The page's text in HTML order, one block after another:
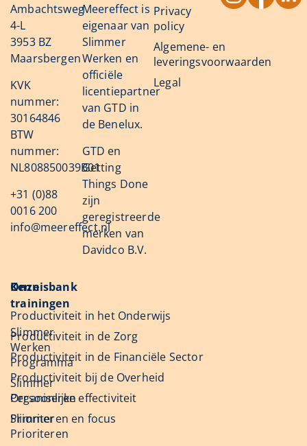
Ambachtsweg
4-L
3953 BZ
Maarsbergen
KVK
nummer:
30164846
BTW
nummer:
NL808850039B01
+31 (0)88
0016 200
info@meereffect.nl
Meereffect is
eigenaar van
Slimmer
Werken en
officiële
licentiepartner
van GTD in
de Benelux.
GTD en
Getting
Things Done
zijn
geregistreerde
merken van
Davidco B.V.
Privacy
policy
Algemene- en
leveringsvoorwaarden
Legal
Onze
trainingen
Slimmer
Werken
Programma
Slimmer
Organiseren
Slimmer
Prioriteren
Kennisbank
Productiviteit in het Onderwijs
Productiviteit in de Zorg
Productiviteit in de Financiële Sector
Productiviteit bij de Overheid
Persoonlijke effectiviteit
Prioriteren en focus